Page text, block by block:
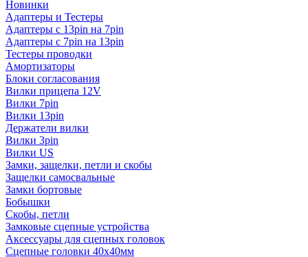
Новинки
Адаптеры и Тестеры
Адаптеры с 13pin на 7pin
Адаптеры с 7pin на 13pin
Тестеры проводки
Амортизаторы
Блоки согласования
Вилки прицепа 12V
Вилки 7pin
Вилки 13pin
Держатели вилки
Вилки 3pin
Вилки US
Замки, защелки, петли и скобы
Защелки самосвальные
Замки бортовые
Бобышки
Скобы, петли
Замковые сцепные устройства
Аксессуары для сцепных головок
Сцепные головки 40x40мм